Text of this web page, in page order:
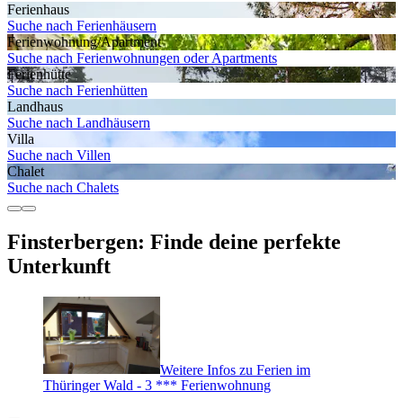
Ferienhaus
Suche nach Ferienhäusern
Ferienwohnung/Apartment
Suche nach Ferienwohnungen oder Apartments
Ferienhütte
Suche nach Ferienhütten
Landhaus
Suche nach Landhäusern
Villa
Suche nach Villen
Chalet
Suche nach Chalets
Finsterbergen: Finde deine perfekte
Unterkunft
Weitere Infos zu Ferien im
Thüringer Wald - 3 *** Ferienwohnung